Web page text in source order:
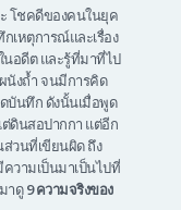
โชคดีของคนในยุค
หตุการณ์และเรื่อง
นอดีต และรู้ที่มาที่ไป
นังถ้ำ จนมีการคิด
บันทึก ดังนั้นเมื่อพูด
ดินสอปากกา แต่อีก
วนที่เขียนผิด ถึง
วามเป็นมาเป็นไปที่
าดู9 ความจริงของ